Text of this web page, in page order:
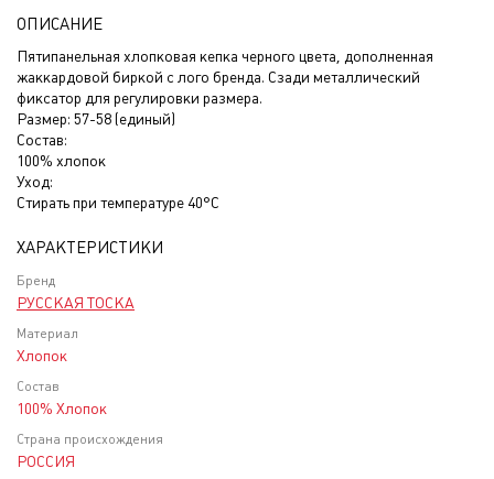
ОПИСАНИЕ
Пятипанельная хлопковая кепка черного цвета, дополненная
жаккардовой биркой с лого бренда. Сзади металлический
фиксатор для регулировки размера.
Размер: 57-58 (единый)
Состав:
100% хлопок
Уход:
Стирать при температуре 40°С
ХАРАКТЕРИСТИКИ
Бренд
РУССКАЯ ТОСКА
Материал
Хлопок
Состав
100% Хлопок
Страна происхождения
РОССИЯ